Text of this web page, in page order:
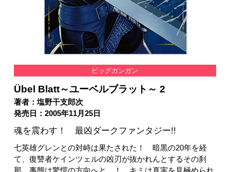
ビッグガンガン
Übel Blatt～ユーベルブラット～ 2
著者：塩野干支郎次
発売日：2005年11月25日
魂を震わす！ 最凶ダークファンタジー!!
七英雄グレンとの対峙は果たされた！ 暗黒の20年を経
て、復讐者ケインツェルの凶刃が抜かれんとするその刹